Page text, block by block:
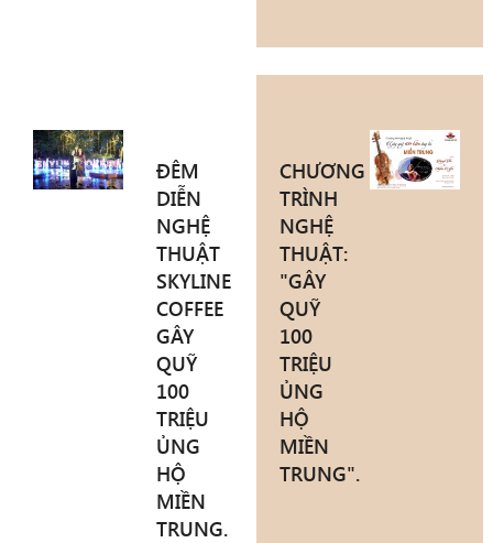
ĐÊM
DIỄN
NGHỆ
THUẬT
SKYLINE
COFFEE
GÂY
QUỸ
100
TRIỆU
ỦNG
HỘ
MIỀN
TRUNG.
CHƯƠNG
TRÌNH
NGHỆ
THUẬT:
"GÂY
QUỸ
100
TRIỆU
ỦNG
HỘ
MIỀN
TRUNG".